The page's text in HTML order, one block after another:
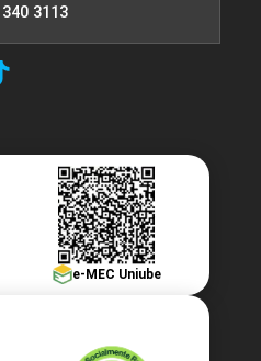
3113
e-MEC Uniube